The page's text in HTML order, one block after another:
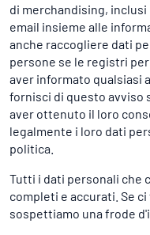
di merchandising,
email insieme alle
anche raccogliere dati
persone se le registri
aver informato qualsiasi
fornisci di questo avviso
aver ottenuto il loro
legalmente i loro dati
politica.
Tutti i dati personali che
completi e accurati. Se
sospettiamo una frode